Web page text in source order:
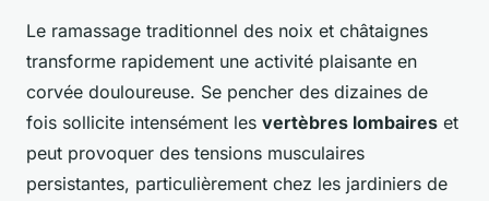
Le ramassage traditionnel des noix et châtaignes
transforme rapidement une activité plaisante en
corvée douloureuse. Se pencher des dizaines de
fois sollicite intensément les vertèbres lombaires et
peut provoquer des tensions musculaires
persistantes, particulièrement chez les jardiniers de